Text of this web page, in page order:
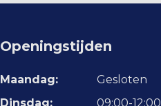
Openingstijden
Maandag:
Gesloten
Dinsdag:
09:00-12:00